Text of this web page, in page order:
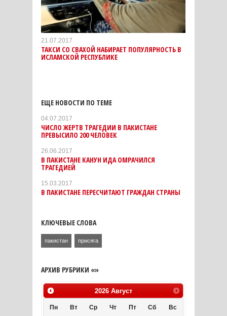
21.07.2017
ТАКСИ СО СВАХОЙ НАБИРАЕТ ПОПУЛЯРНОСТЬ В
ИСЛАМСКОЙ РЕСПУБЛИКЕ
ЕЩЕ НОВОСТИ ПО ТЕМЕ
04.07.2017
ЧИСЛО ЖЕРТВ ТРАГЕДИИ В ПАКИСТАНЕ
ПРЕВЫСИЛО 200 ЧЕЛОВЕК
26.06.2017
В ПАКИСТАНЕ КАНУН ИДА ОМРАЧИЛСЯ
ТРАГЕДИЕЙ
15.03.2017
В ПАКИСТАНЕ ПЕРЕСЧИТАЮТ ГРАЖДАН СТРАНЫ
КЛЮЧЕВЫЕ СЛОВА
пакистан присяга
АРХИВ РУБРИКИ «»
2026 Август
Пн Вт Ср Чт Пт Сб Вс